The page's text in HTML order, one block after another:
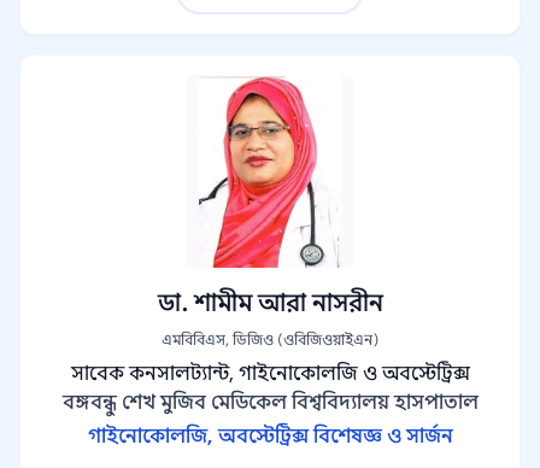
ডা. শামীম আরা নাসরীন
এমবিবিএস, ডিজিও (ওবিজিওয়াইএন)
সাবেক কনসালট্যান্ট, গাইনোকোলজি ও অবস্টেট্রিক্স
বঙ্গবন্ধু শেখ মুজিব মেডিকেল বিশ্ববিদ্যালয় হাসপাতাল
গাইনোকোলজি, অবস্টেট্রিক্স বিশেষজ্ঞ ও সার্জন